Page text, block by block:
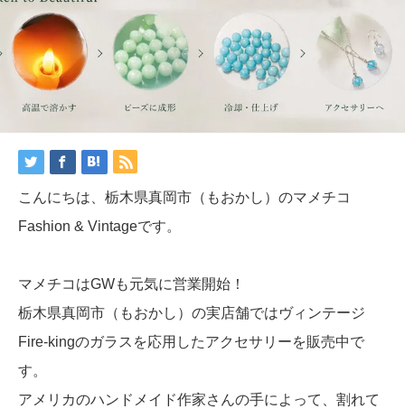
こんにちは、栃木県真岡市（もおかし）のマメチコ
Fashion & Vintageです。
マメチコはGWも元気に営業開始！
栃木県真岡市（もおかし）の実店舗ではヴィンテージ
Fire-kingのガラスを応用したアクセサリーを販売中で
す。
アメリカのハンドメイド作家さんの手によって、割れて